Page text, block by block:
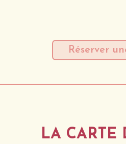
Réserver
LA CARTE